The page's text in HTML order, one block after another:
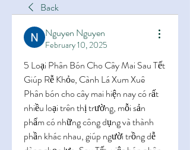
Back
Nguyen Nguyen
February 10, 2025
5 Loại Phân Bón Cho Cây Mai Sau Tết
Giúp Rễ Khỏe, Cành Lá Xum Xuê
Phân bón cho cây mai hiện nay có rất
nhiều loại trên thị trường, mỗi sản
phẩm có những công dụng và thành
phần khác nhau, giúp người trồng dễ